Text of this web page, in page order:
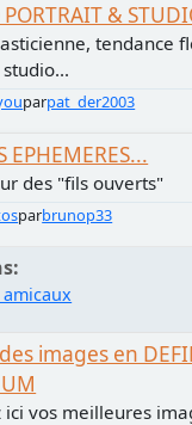
PORTRAIT &
tendance
parpat_der2003
EPHEMERES...
des "fils ouverts"
parbrunop33
images en
ici vos meilleures